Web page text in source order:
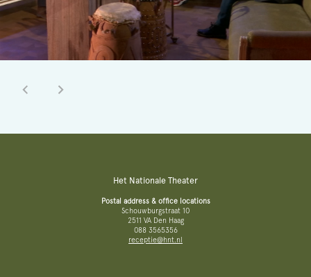
Het Nationale Theater
Postal address & office locations
Schouwburgstraat 10
2511 VA Den Haag
088 3565356
receptie@hnt.nl